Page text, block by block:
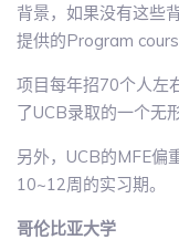
背景，如果没有这些
提供的Program
项目每年招70个人左
了UCB录取的一个无
另外，UCB的MFE偏
10~12周的实习期。
哥伦比亚大学